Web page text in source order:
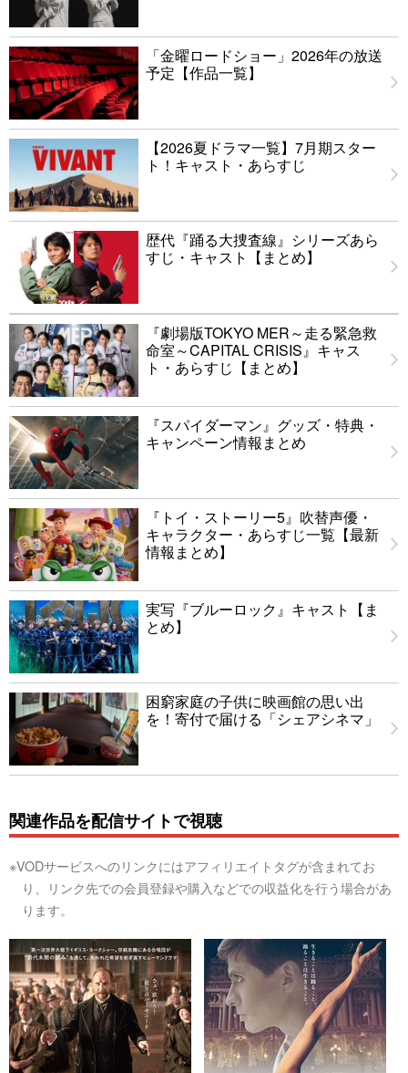
「金曜ロードショー」2026年の放送
予定【作品一覧】
【2026夏ドラマ一覧】7月期スター
ト！キャスト・あらすじ
歴代『踊る大捜査線』シリーズあら
すじ・キャスト【まとめ】
『劇場版TOKYO MER～走る緊急救
命室～CAPITAL CRISIS』キャス
ト・あらすじ【まとめ】
『スパイダーマン』グッズ・特典・
キャンペーン情報まとめ
『トイ・ストーリー5』吹替声優・
キャラクター・あらすじ一覧【最新
情報まとめ】
実写『ブルーロック』キャスト【ま
とめ】
困窮家庭の子供に映画館の思い出
を！寄付で届ける「シェアシネマ」
関連作品を配信サイトで視聴
※VODサービスへのリンクにはアフィリエイトタグが含まれてお
り、リンク先での会員登録や購入などでの収益化を行う場合があ
ります。